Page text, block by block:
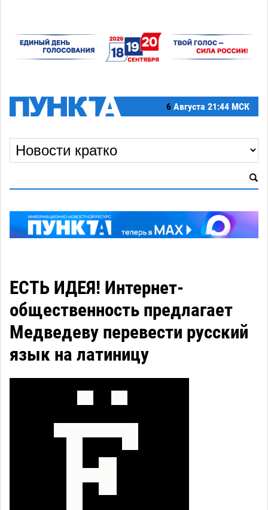
6 Августа 21:44 МСК
ЕСТЬ ИДЕЯ! Интернет-
общественность предлагает
Медведеву перевести русский
язык на латиницу